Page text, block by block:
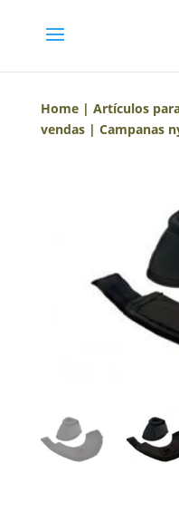
Home| Artículos
vendas| Campanas